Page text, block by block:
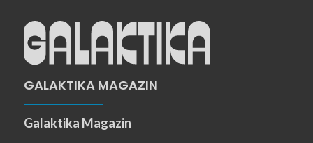
GALAKTIKA MAGAZIN
Galaktika Magazin